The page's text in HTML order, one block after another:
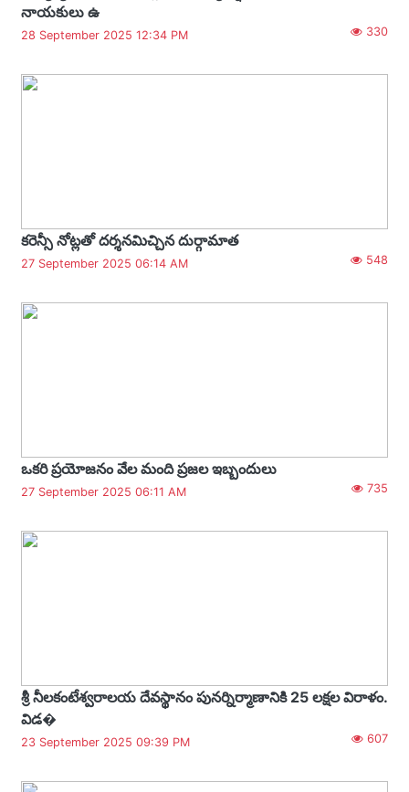
నాయకులు ఉ
28 September 2025 12:34 PM 330
కరెన్సీ నోట్లతో దర్శనమిచ్చిన దుర్గామాత
27 September 2025 06:14 AM 548
ఒకరి ప్రయోజనం వేల మంది ప్రజల ఇబ్బందులు
27 September 2025 06:11 AM 735
శ్రీ నీలకంటేశ్వరాలయ దేవస్థానం పునర్నిర్మాణానికి 25 లక్షల విరాళం.
విడ�
23 September 2025 09:39 PM 607